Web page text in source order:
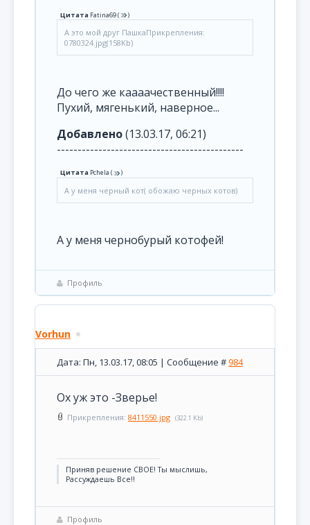
Цитата Fatina69( )
А это мой друг ПашкаПрикрепления:
0780324.jpg(158Kb)
До чего же каааачественный!!!!
Пухий, мягенький, наверное...
Добавлено(13.03.17, 06:21)
---------------------------------------------
Цитата Pchela ( )
А у меня черный кот( обожаю черных котов)
А у меня чернобурый котофей!
Профиль
Vorhun
Дата: Пн, 13.03.17, 08:05 | Сообщение #984
Ох уж это -Зверье!
Прикрепления: 8411550.jpg (322.1 Kb)
Приняв решение СВОЕ! Ты мыслишь,
Рассуждаешь Все!!
Профиль